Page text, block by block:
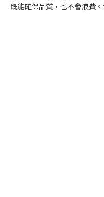
既能確保品質，也不會浪費